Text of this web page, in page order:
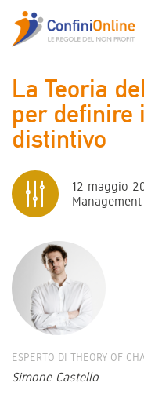
La Teoria
per definire
distintivo
12 maggio
Management
ESPERTO DI THEORY OF
Simone Castello